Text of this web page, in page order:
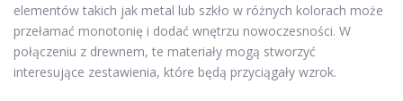
elementów takich jak metal lub szkło w różnych kolorach może
przełamać monotonię i dodać wnętrzu nowoczesności. W
połączeniu z drewnem, te materiały mogą stworzyć
interesujące zestawienia, które będą przyciągały wzrok.